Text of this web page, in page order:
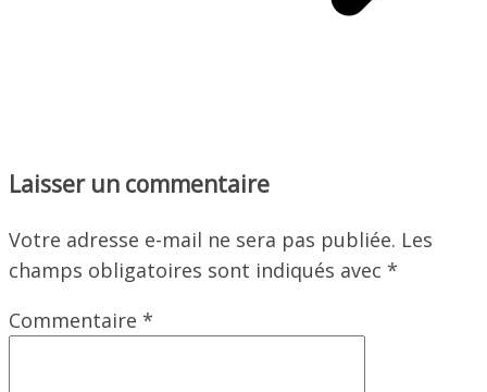
Laisser un commentaire
Votre adresse e-mail ne sera pas publiée. Les
champs obligatoires sont indiqués avec *
Commentaire *